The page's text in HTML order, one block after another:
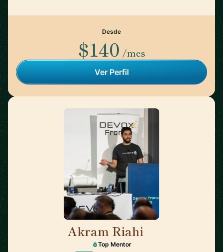
Desde
$140 /mes
Ver Perfil
Akram Riahi
Top Mentor